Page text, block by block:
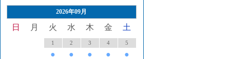
2026年09月
日 月 火 水 木 金 土
1
●
2
●
3
●
4
●
5
●